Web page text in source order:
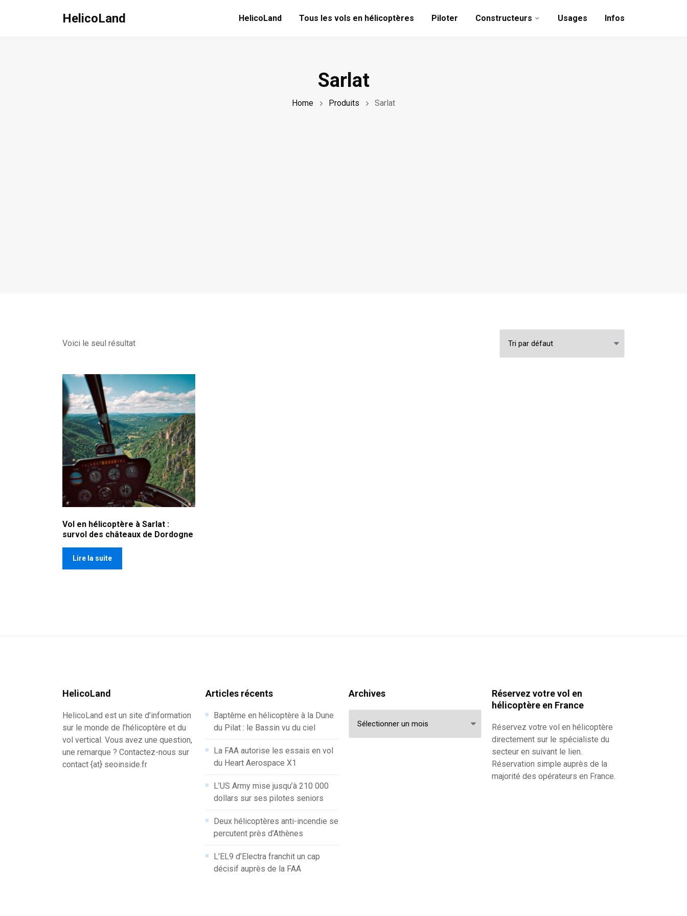
HelicoLand HelicoLand Tous les vols en hélicoptères Piloter Constructeurs Usages Infos
Sarlat
Home Produits Sarlat
Voici le seul résultat
Vol en hélicoptère à Sarlat :
survol des châteaux de Dordogne
Lire la suite
HelicoLand
HelicoLand est un site d’information
sur le monde de l’hélicoptère et du
vol vertical. Vous avez une question,
une remarque ? Contactez-nous sur
contact {at} seoinside.fr
Articles récents
Baptême en hélicoptère à la Dune
du Pilat : le Bassin vu du ciel
La FAA autorise les essais en vol
du Heart Aerospace X1
L’US Army mise jusqu’à 210 000
dollars sur ses pilotes seniors
Deux hélicoptères anti-incendie se
percutent près d’Athènes
L’EL9 d’Electra franchit un cap
décisif auprès de la FAA
Archives
Réservez votre vol en
hélicoptère en France
Réservez votre vol en hélicoptère
directement sur le spécialiste du
secteur en suivant le lien.
Réservation simple auprès de la
majorité des opérateurs en France.